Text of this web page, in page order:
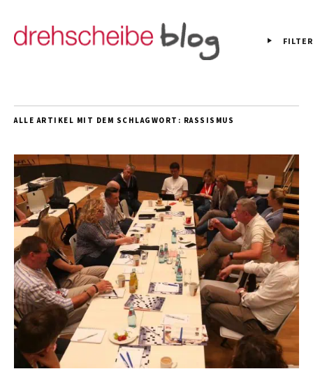
FILTER
ALLE ARTIKEL MIT DEM SCHLAGWORT: RASSISMUS